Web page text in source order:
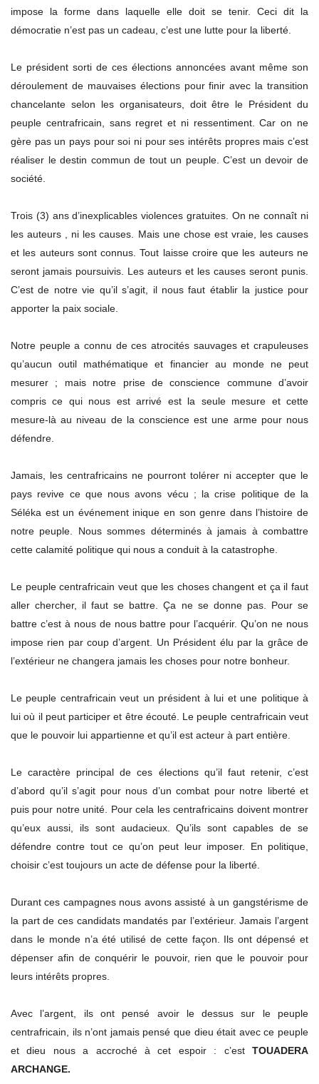
impose la forme dans laquelle elle doit se tenir. Ceci dit la
démocratie n’est pas un cadeau, c’est une lutte pour la liberté.
Le président sorti de ces élections annoncées avant même son
déroulement de mauvaises élections pour finir avec la transition
chancelante selon les organisateurs, doit être le Président du
peuple centrafricain, sans regret et ni ressentiment. Car on ne
gère pas un pays pour soi ni pour ses intérêts propres mais c’est
réaliser le destin commun de tout un peuple. C’est un devoir de
société.
Trois (3) ans d’inexplicables violences gratuites. On ne connaît ni
les auteurs , ni les causes. Mais une chose est vraie, les causes
et les auteurs sont connus. Tout laisse croire que les auteurs ne
seront jamais poursuivis. Les auteurs et les causes seront punis.
C’est de notre vie qu’il s’agit, il nous faut établir la justice pour
apporter la paix sociale.
Notre peuple a connu de ces atrocités sauvages et crapuleuses
qu’aucun outil mathématique et financier au monde ne peut
mesurer ; mais notre prise de conscience commune d’avoir
compris ce qui nous est arrivé est la seule mesure et cette
mesure-là au niveau de la conscience est une arme pour nous
défendre.
Jamais, les centrafricains ne pourront tolérer ni accepter que le
pays revive ce que nous avons vécu ; la crise politique de la
Séléka est un événement inique en son genre dans l’histoire de
notre peuple. Nous sommes déterminés à jamais à combattre
cette calamité politique qui nous a conduit à la catastrophe.
Le peuple centrafricain veut que les choses changent et ça il faut
aller chercher, il faut se battre. Ça ne se donne pas. Pour se
battre c’est à nous de nous battre pour l’acquérir. Qu’on ne nous
impose rien par coup d’argent. Un Président élu par la grâce de
l’extérieur ne changera jamais les choses pour notre bonheur.
Le peuple centrafricain veut un président à lui et une politique à
lui où il peut participer et être écouté. Le peuple centrafricain veut
que le pouvoir lui appartienne et qu’il est acteur à part entière.
Le caractère principal de ces élections qu’il faut retenir, c’est
d’abord qu’il s’agit pour nous d’un combat pour notre liberté et
puis pour notre unité. Pour cela les centrafricains doivent montrer
qu’eux aussi, ils sont audacieux. Qu’ils sont capables de se
défendre contre tout ce qu’on peut leur imposer. En politique,
choisir c’est toujours un acte de défense pour la liberté.
Durant ces campagnes nous avons assisté à un gangstérisme de
la part de ces candidats mandatés par l’extérieur. Jamais l’argent
dans le monde n’a été utilisé de cette façon. Ils ont dépensé et
dépenser afin de conquérir le pouvoir, rien que le pouvoir pour
leurs intérêts propres.
Avec l’argent, ils ont pensé avoir le dessus sur le peuple
centrafricain, ils n’ont jamais pensé que dieu était avec ce peuple
et dieu nous a accroché à cet espoir : c’est TOUADERA
ARCHANGE.